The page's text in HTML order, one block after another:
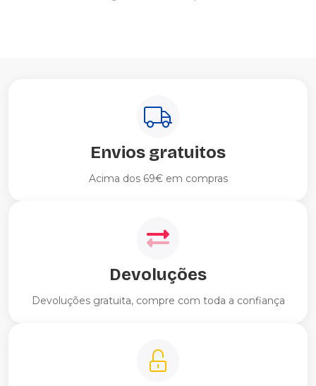
Envios gratuitos
Acima dos 69€ em compras
Devoluções
Devoluções gratuita, compre com toda a confiança